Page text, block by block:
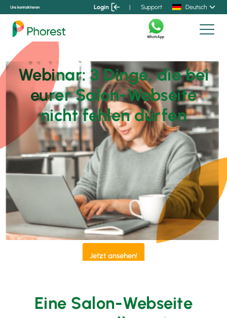
Uns kontaktieren Login | Support Deutsch
Webinar: 3 Dinge, die bei
eurer Salon-Webseite
nicht fehlen dürfen
Generiert deine Webseite
mehr Buchungen für
deinen Salon?
Jetzt ansehen!
Eine Salon-Webseite